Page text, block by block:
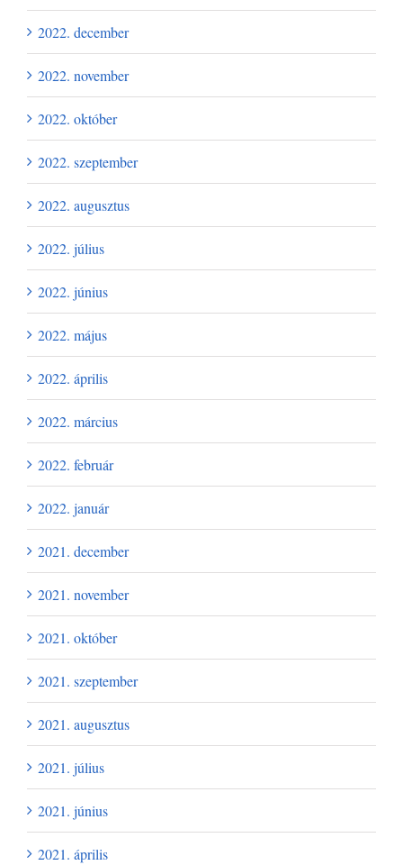
2022. december
2022. november
2022. október
2022. szeptember
2022. augusztus
2022. július
2022. június
2022. május
2022. április
2022. március
2022. február
2022. január
2021. december
2021. november
2021. október
2021. szeptember
2021. augusztus
2021. július
2021. június
2021. április